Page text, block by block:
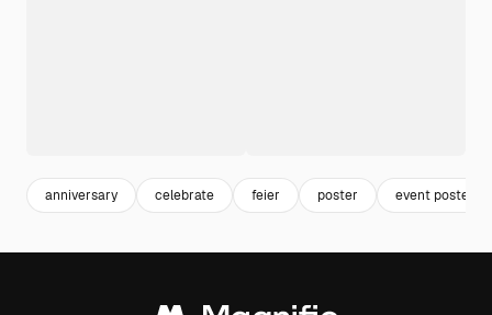
anniversary celebrate feier poster event poster